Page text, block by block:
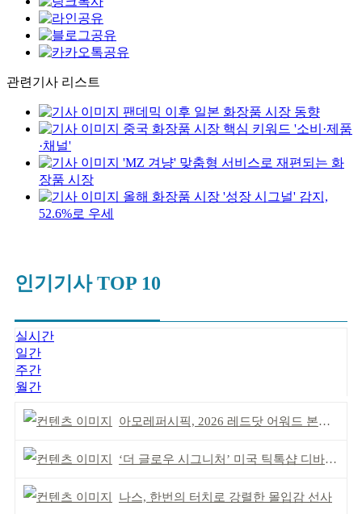
관련기사 리스트
팬데믹 이후 일본 화장품 시장 동향
중국 화장품 시장 핵심 키워드 '소비·제품
·채널'
'MZ 겨냥' 맞춤형 서비스로 재편되는 화
장품 시장
올해 화장품 시장 '성장 시그널' 감지,
52.6%로 우세
인기기사 TOP 10
실시간
일간
주간
월간
아모레퍼시픽, 2026 레드닷 어워드 본상 2개 수상
‘더 글로우 시그니처’ 미국 틱톡샵 디바이스 부문 1위
나스, 한번의 터치로 강렬한 몰입감 선사